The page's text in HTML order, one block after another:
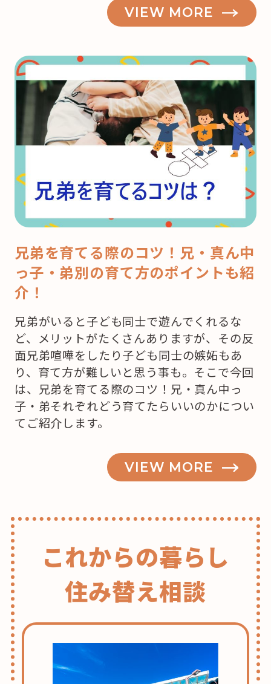
VIEW MORE
兄弟を育てる際のコツ！兄・真ん中
っ子・弟別の育て方のポイントも紹
介！
兄弟がいると子ども同士で遊んでくれるな
ど、メリットがたくさんありますが、その反
面兄弟喧嘩をしたり子ども同士の嫉妬もあ
り、育て方が難しいと思う事も。そこで今回
は、兄弟を育てる際のコツ！兄・真ん中っ
子・弟それぞれどう育てたらいいのかについ
てご紹介します。
VIEW MORE
これからの暮らし
住み替え相談